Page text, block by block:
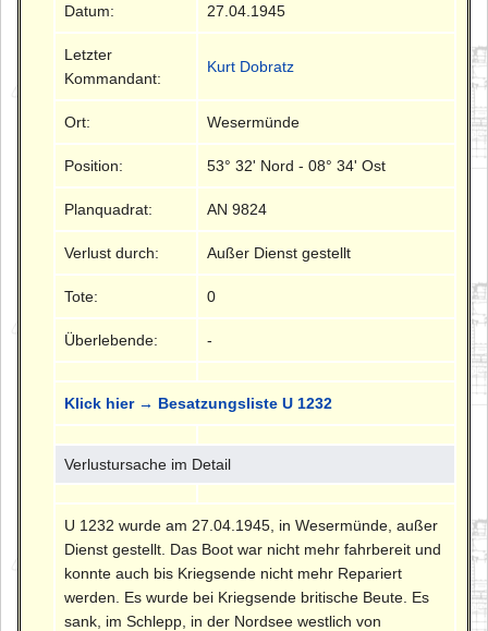
Datum: 27.04.1945
Letzter
Kommandant:
Kurt Dobratz
Ort: Wesermünde
Position: 53° 32' Nord - 08° 34' Ost
Planquadrat: AN 9824
Verlust durch: Außer Dienst gestellt
Tote: 0
Überlebende: -
Klick hier → Besatzungsliste U 1232
Verlustursache im Detail
U 1232 wurde am 27.04.1945, in Wesermünde, außer
Dienst gestellt. Das Boot war nicht mehr fahrbereit und
konnte auch bis Kriegsende nicht mehr Repariert
werden. Es wurde bei Kriegsende britische Beute. Es
sank, im Schlepp, in der Nordsee westlich von